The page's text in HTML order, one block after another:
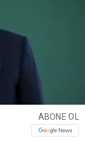
ABONE OL